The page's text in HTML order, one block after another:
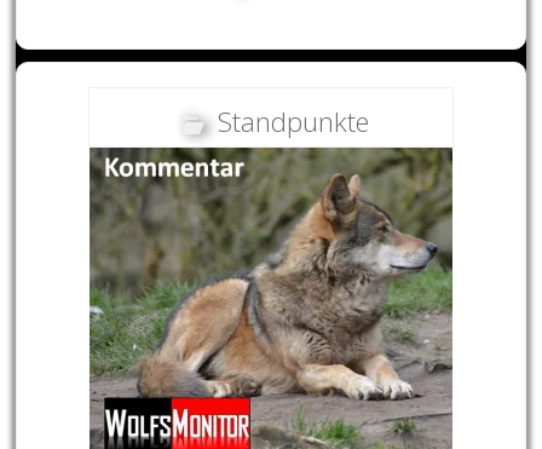
Standpunkte